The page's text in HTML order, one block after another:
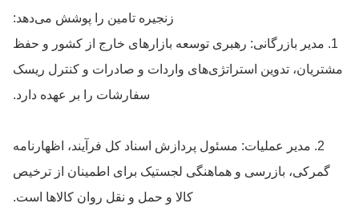
زنجیره تامین را پوشش می‌دهد:
1. مدیر بازرگانی: رهبری توسعه بازارهای خارج از کشور و حفظ
مشتریان، تدوین استراتژی‌های واردات و صادرات و کنترل ریسک
سفارشات را بر عهده دارد.
2. مدیر عملیات: مسئول پردازش اسناد کل فرآیند، اظهارنامه
گمرکی، بازرسی و هماهنگی لجستیک برای اطمینان از ترخیص
کالا و حمل و نقل روان کالاها است.